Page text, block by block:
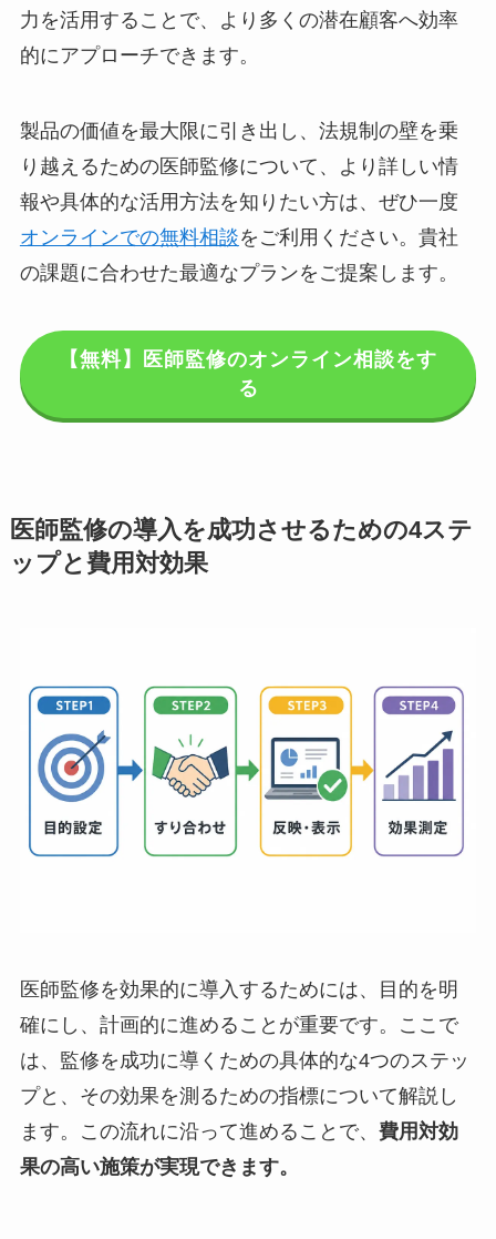
力を活用することで、より多くの潜在顧客へ効率
的にアプローチできます。
製品の価値を最大限に引き出し、法規制の壁を乗
り越えるための医師監修について、より詳しい情
報や具体的な活用方法を知りたい方は、ぜひ一度
オンラインでの無料相談をご利用ください。貴社
の課題に合わせた最適なプランをご提案します。
【無料】医師監修のオンライン相談をす
る
医師監修の導入を成功させるための4ステ
ップと費用対効果
医師監修を効果的に導入するためには、目的を明
確にし、計画的に進めることが重要です。ここで
は、監修を成功に導くための具体的な4つのステッ
プと、その効果を測るための指標について解説し
ます。この流れに沿って進めることで、 費用対効
果の高い施策が実現できます。